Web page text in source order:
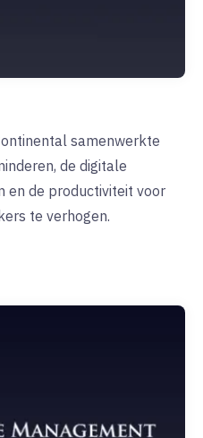
samenwerkte
de digitale
en de productiviteit voor
te verhogen.